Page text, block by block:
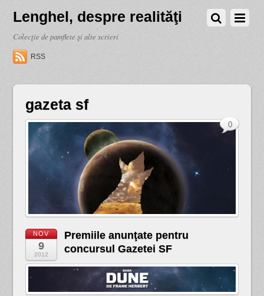
Lenghel, despre realităţi
Colecţie de pamflete şi alte scrieri
RSS
gazeta sf
NOV
9
2012
Premiile anunţate pentru
concursul Gazetei SF
0